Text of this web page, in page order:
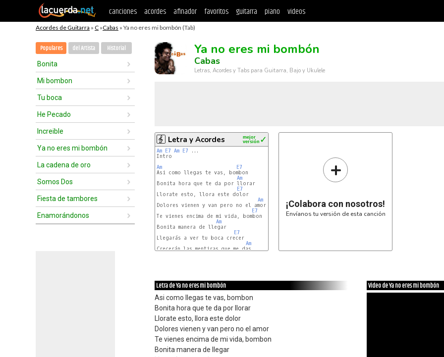
canciones acordes afinador favoritos guitarra piano videos
Acordes de Guitarra » C »Cabas » Ya no eres mi bombón (Tab)
Populares del Artista Historial
Bonita
Mi bombon
Tu boca
He Pecado
Increible
Ya no eres mi bombón
La cadena de oro
Somos Dos
Fiesta de tambores
Enamorándonos
Ya no eres mi bombón
Cabas
Letras, Acordes y Tabs para Guitarra, Bajo y Ukulele
Letra y Acordes ✓
mejor
versión
Am E7 Am E7 ...
Intro
Am
E7
Asi como llegas te vas, bombon
Am
Bonita hora que te da por llorar
E7
Llorate esto, llora este dolor
Am
Dolores vienen y van pero no el amor
E7
Te vienes encima de mi vida, bombon
Am
Bonita manera de llegar
E7
Llegarás a ver tu boca crecer
Am
Crecerán las mentiras que me das
+
¡Colabora con nosotros!
Envíanos tu versión de esta canción
Letra de Ya no eres mi bombón
Asi como llegas te vas, bombon
Bonita hora que te da por llorar
Llorate esto, llora este dolor
Dolores vienen y van pero no el amor
Te vienes encima de mi vida, bombon
Bonita manera de llegar
Video de Ya no eres mi bombón